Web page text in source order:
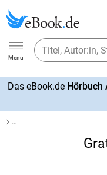
Ebook.de
Menu
Das eBook.de Hörbuch
…